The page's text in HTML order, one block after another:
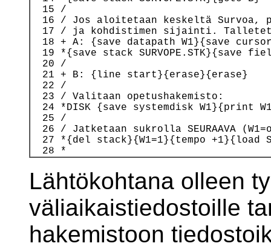
  15 /
16 / Jos aloitetaan keskeltä Survoa,
17 / ja kohdistimen sijainti.
18 + A: {save datapath W1}{save
19 *{save stack SURVOPE.STK}{save
  20 /
  21 + B: {line start}{erase}{erase}
  22 /
  23 / Valitaan opetushakemisto:
24 *DISK {save systemdisk W1}{print
  25 /
26 / Jatketaan sukrolla SEURAAVA
27 *{del stack}{W1=1}{tempo +1}{load
Lähtökohtana olleen
väliaikaistiedostoille
hakemistoon